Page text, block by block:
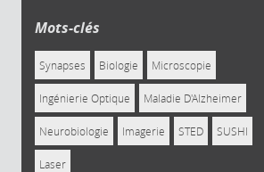
Mots-clés
Synapses Biologie Microscopie
Ingénierie Optique Maladie D'Alzheimer
Neurobiologie Imagerie STED SUSHI
Laser